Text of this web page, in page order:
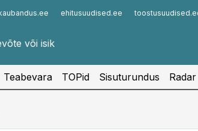
ehitusuudised.ee
Infopank
Teabevara TOPid Sisuturundus Radar